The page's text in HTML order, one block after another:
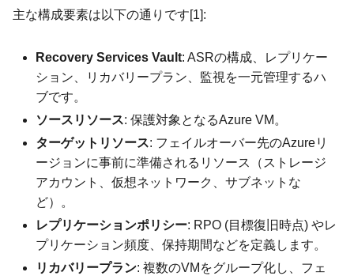
主な構成要素は以下の通りです[1]:
Recovery Services Vault: ASRの構成、レプリケー
ション、リカバリープラン、監視を一元管理するハ
ブです。
ソースリソース: 保護対象となるAzure VM。
ターゲットリソース: フェイルオーバー先のAzureリ
ージョンに事前に準備されるリソース（ストレージ
アカウント、仮想ネットワーク、サブネットな
ど）。
レプリケーションポリシー: RPO (目標復旧時点) やレ
プリケーション頻度、保持期間などを定義します。
リカバリープラン: 複数のVMをグループ化し、フェ